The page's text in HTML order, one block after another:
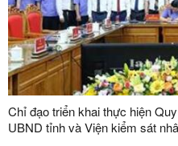
Chỉ đạo triển khai thực hiện
UBND tỉnh và Viện kiểm sát